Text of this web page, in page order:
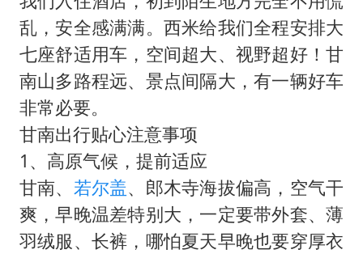
乱，安全感满满。西米给我们全程安排大
七座舒适用车，空间超大、视野超好！甘
南山多路程远、景点间隔大，有一辆好车
非常必要。
甘南出行贴心注意事项
1、高原气候，提前适应
甘南、 若尔盖、郎木寺海拔偏高，空气干
爽，早晚温差特别大，一定要带外套、薄
羽绒服、长裤，哪怕夏天早晚也要穿厚衣